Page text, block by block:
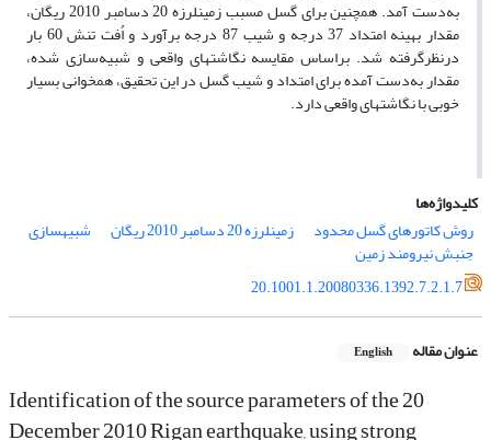
به‌دست آمد. همچنین برای گسل مسبب زمین‏لرزه 20 دسامبر 2010 ریگان،
مقدار بهینه امتداد 37 درجه و شیب 87 درجه برآورد و اُفت تنش‌‌ 60 بار
درنظرگرفته شد. براساس مقایسه نگاشت‏های واقعی و شبیه‌سازی شده،
مقدار به‌دست آمده برای امتداد و شیب گسل در این تحقیق، همخوانی بسیار
خوبی با نگاشت‏های واقعی دارد.
کلیدواژه‌ها
روش کاتوره‏ای گسل محدود
زمین‏لرزه 20 دسامبر 2010 ریگان شبیه‏سازی
جنبش نیرومند زمین
20.1001.1.20080336.1392.7.2.1.7
عنوان مقاله English
Identification of the source parameters of the 20
December 2010 Rigan earthquake, using strong